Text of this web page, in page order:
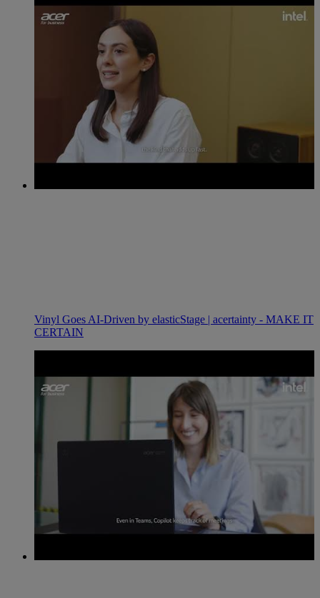
Vinyl Goes AI-Driven by elasticStage | acertainty - MAKE IT
CERTAIN